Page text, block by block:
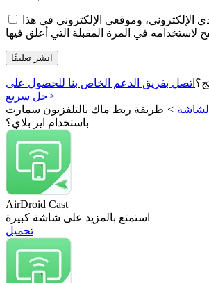
الإلكتروني، وموقعي الإلكتروني في هذا
اتصل بفريق الدعم الخاص بنا للحصول على
حل سريع>
> طريقة ربط ماك بالتلفزيون سمارت
باستخدام اير بلاي؟
AirDroid Cast
استمتع بالمزيد على شاشة كبيرة
تحميل